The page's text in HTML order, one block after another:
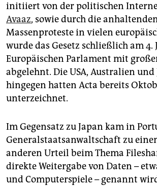
initiiert von der politischen
Avaaz, sowie durch die
Massenproteste in vielen
wurde das Gesetz schließlich am 4.
Europäischen Parlament mit
abgelehnt. Die USA, Australien und
hingegen hatten Acta bereits
unterzeichnet.
Im Gegensatz zu Japan kam in
Generalstaatsanwaltschaft zu
anderen Urteil beim Thema
direkte Weitergabe von Daten –
und Computerspiele – genannt